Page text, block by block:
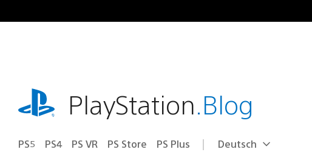
Inhalt
playstation.comPlayStation.Blog
PS5 PS4 PS VR PS Store PS Plus Select
Aktuelle
Deutsch